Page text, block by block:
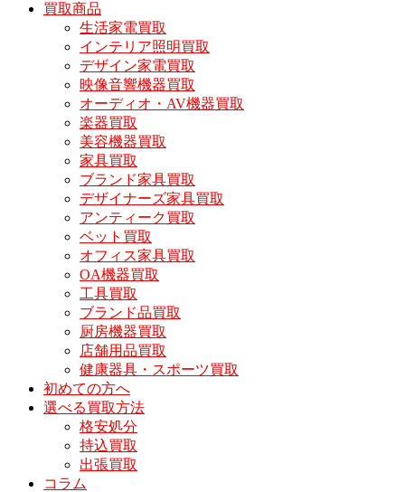
買取商品
生活家電買取
インテリア照明買取
デザイン家電買取
映像音響機器買取
オーディオ・AV機器買取
楽器買取
美容機器買取
家具買取
ブランド家具買取
デザイナーズ家具買取
アンティーク買取
ベット買取
オフィス家具買取
OA機器買取
工具買取
ブランド品買取
厨房機器買取
店舗用品買取
健康器具・スポーツ買取
初めての方へ
選べる買取方法
格安処分
持込買取
出張買取
コラム